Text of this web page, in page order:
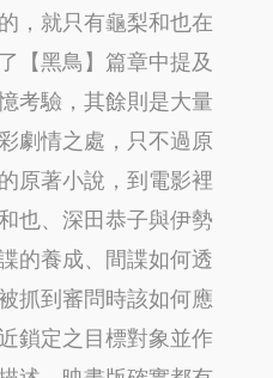
，就只有龜梨和也在
【黑鳥】篇章中提及
考驗，其餘則是大量
劇情之處，只不過原
原著小說，到電影裡
也、深田恭子與伊勢
的養成、間諜如何透
抓到審問時該如何應
鎖定之目標對象並作